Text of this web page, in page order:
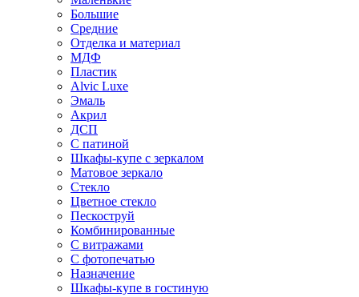
Большие
Средние
Отделка и материал
МДФ
Пластик
Alvic Luxe
Эмаль
Акрил
ДСП
С патиной
Шкафы-купе с зеркалом
Матовое зеркало
Стекло
Цветное стекло
Пескоструй
Комбинированные
С витражами
С фотопечатью
Назначение
Шкафы-купе в гостиную